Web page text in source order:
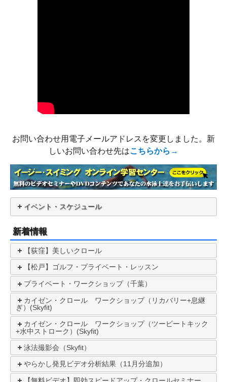
お問い合わせ用電子メールアドレスを変更しました。新
しいお問い合わせ先はこちらから→
イベント・スケジュール
新着情報
【荻窪】美しいクロール
【松戸】ゴルフ・プライベート・レッスン
プライベート・ワークショップ（千葉）
カイゼン・クロール ワークショップ（リカバリー+息継
ぎ）(Skyfit)
カイゼン・クロール ワークショップ（ツービートキック
+水中ストローク）(Skyfit)
泳法撮影会（Skyfit）
やらかし発見ビデオ分析結果（11月分追加）
【無料ビデオ】即効スピードアップ・クロールセミナー